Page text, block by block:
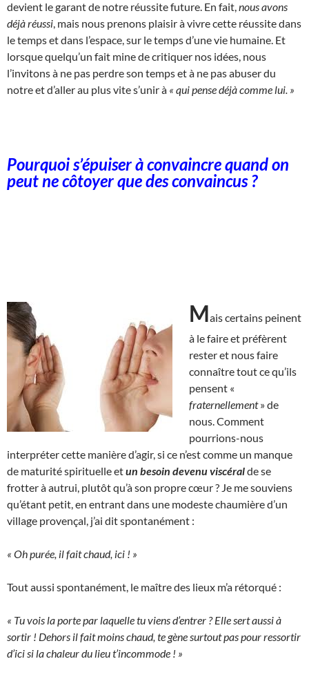
devient le garant de notre réussite future. En fait, nous avons
déjà réussi , mais nous prenons plaisir à vivre cette réussite dans
le temps et dans l’espace, sur le temps d’une vie humaine. Et
lorsque quelqu’un fait mine de critiquer nos idées, nous
l’invitons à ne pas perdre son temps et à ne pas abuser du
notre et d’aller au plus vite s’unir à « qui pense déjà comme lui. »
Pourquoi s’épuiser à convaincre quand on
peut ne côtoyer que des convaincus ?
Mais certains peinent
à le faire et préfèrent
rester et nous faire
connaître tout ce qu’ils
pensent «
fraternellement» de
nous. Comment
pourrions-nous
interpréter cette manière d’agir, si ce n’est comme un manque
de maturité spirituelle etun besoin devenu viscéralde se
frotter à autrui, plutôt qu’à son propre cœur ? Je me souviens
qu’étant petit, en entrant dans une modeste chaumière d’un
village provençal, j’ai dit spontanément :
« Oh purée, il fait chaud, ici ! »
Tout aussi spontanément, le maître des lieux m’a rétorqué :
« Tu vois la porte par laquelle tu viens d’entrer ? Elle sert aussi à
sortir ! Dehors il fait moins chaud, te gène surtout pas pour ressortir
d’ici si la chaleur du lieu t’incommode ! »